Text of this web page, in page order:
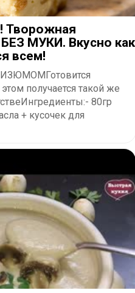
Творожная
МУКИ. Вкусно как
всем!
получается такой же
80гр
+ кусочек для